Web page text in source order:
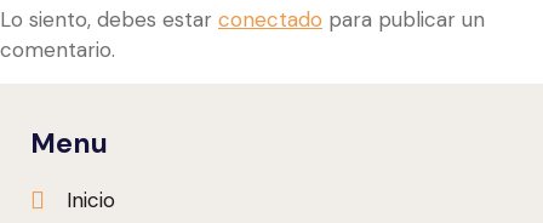
Lo siento, debes estar conectado para publicar un
comentario.
Menu
Inicio